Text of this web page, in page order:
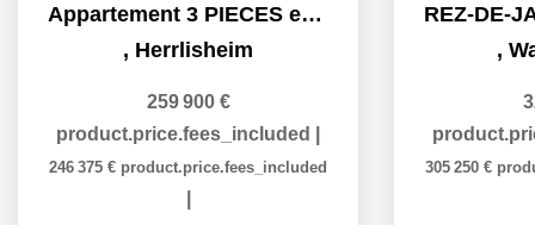
Appartement 3 PIECES en rez-de-jardin à 5 kilomètres de...
, Herrlisheim
259 900 €
product.price.fees_included
246 375 € product.price.fees_included
,
305 250 €